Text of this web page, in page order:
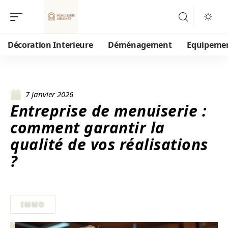
Décoration Interieure Déménagement
7 janvier 2026
Entreprise de menuiserie :
comment garantir la
qualité de vos réalisations
?
IMMO